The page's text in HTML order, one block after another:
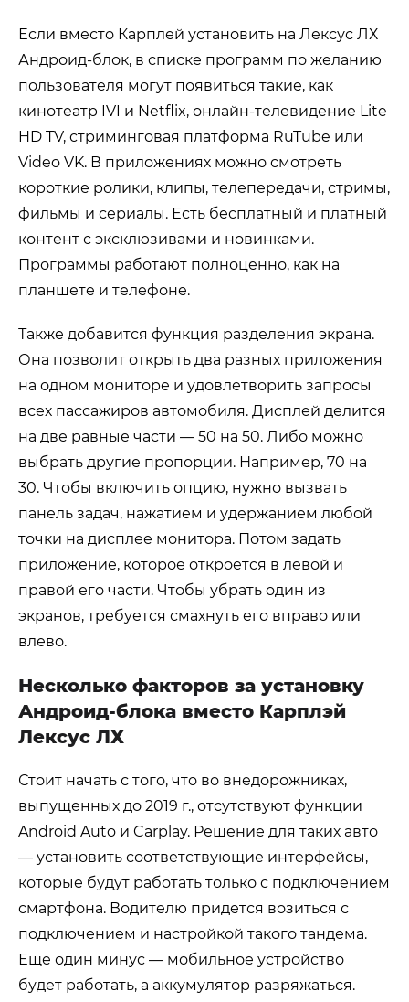
Если вместо Карплей установить на Лексус ЛХ
Андроид-блок, в списке программ по желанию
пользователя могут появиться такие, как
кинотеатр IVI и Netflix, онлайн-телевидение Lite
HD TV, стриминговая платформа RuTube или
Video VK. В приложениях можно смотреть
короткие ролики, клипы, телепередачи, стримы,
фильмы и сериалы. Есть бесплатный и платный
контент с эксклюзивами и новинками.
Программы работают полноценно, как на
планшете и телефоне.
Также добавится функция разделения экрана.
Она позволит открыть два разных приложения
на одном мониторе и удовлетворить запросы
всех пассажиров автомобиля. Дисплей делится
на две равные части — 50 на 50. Либо можно
выбрать другие пропорции. Например, 70 на
30. Чтобы включить опцию, нужно вызвать
панель задач, нажатием и удержанием любой
точки на дисплее монитора. Потом задать
приложение, которое откроется в левой и
правой его части. Чтобы убрать один из
экранов, требуется смахнуть его вправо или
влево.
Несколько факторов за установку
Андроид-блока вместо Карплэй
Лексус ЛХ
Стоит начать с того, что во внедорожниках,
выпущенных до 2019 г., отсутствуют функции
Android Auto и Carplay. Решение для таких авто
— установить соответствующие интерфейсы,
которые будут работать только с подключением
смартфона. Водителю придется возиться с
подключением и настройкой такого тандема.
Еще один минус — мобильное устройство
будет работать, а аккумулятор разряжаться.